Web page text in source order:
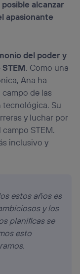
alcanzar
apasionante
del poder y
. Como una
Ana ha
de las
Su
y luchar por
STEM.
inclusivo y
estos años es
y los
planificas se
esto